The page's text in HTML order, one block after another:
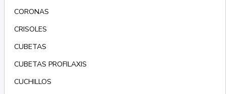
CORONAS
CRISOLES
CUBETAS
CUBETAS PROFILAXIS
CUCHILLOS